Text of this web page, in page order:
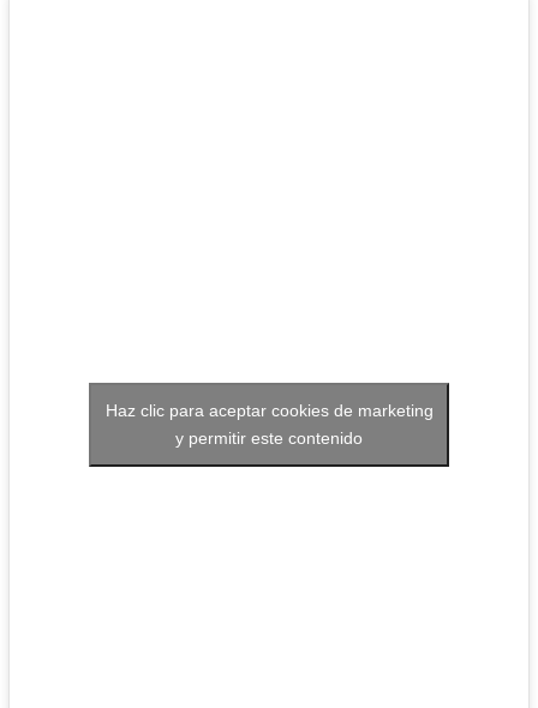
Haz clic para aceptar cookies de marketing
y permitir este contenido